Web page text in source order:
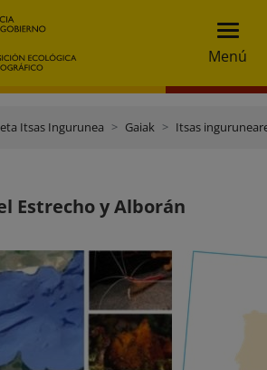
Menú
Itsas Ingurunea Gaiak Itsas
Estrecho y Alborán